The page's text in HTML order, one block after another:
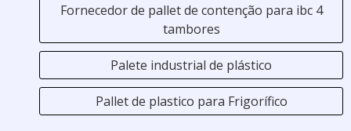
Fornecedor de pallet de contenção para ibc 4
tambores
Palete industrial de plástico
Pallet de plastico para Frigorífico